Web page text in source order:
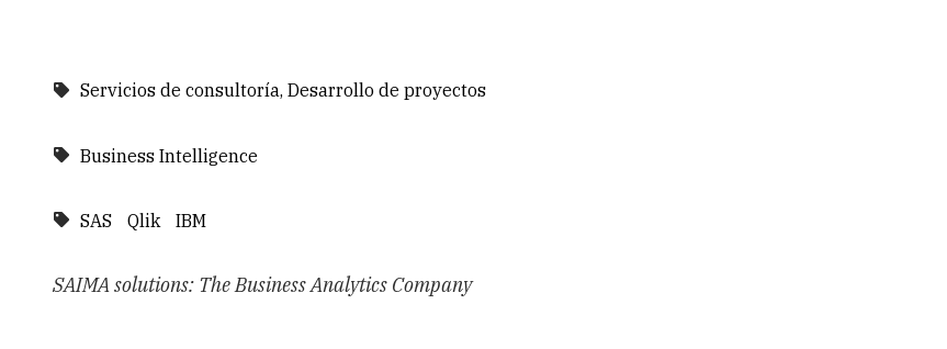
Servicios de consultoría, Desarrollo de proyectos
Business Intelligence
SAS Qlik IBM
SAIMA solutions: The Business Analytics Company